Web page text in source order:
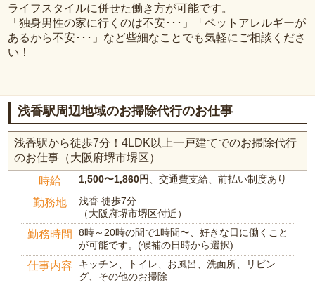
ライフスタイルに併せた働き方が可能です。
「独身男性の家に行くのは不安･･･」「ペットアレルギーが
あるから不安･･･」など些細なことでも気軽にご相談くださ
い！
浅香駅周辺地域のお掃除代行のお仕事
浅香駅から徒歩7分！4LDK以上一戸建てでのお掃除代行
のお仕事（大阪府堺市堺区）
時給 1,500〜1,860円、交通費支給、前払い制度あり
勤務地
浅香 徒歩7分
（大阪府堺市堺区付近）
勤務時間
8時～20時の間で1時間〜、好きな日に働くこと
が可能です。(候補の日時から選択)
仕事内容
キッチン、トイレ、お風呂、洗面所、リビン
グ、その他のお掃除